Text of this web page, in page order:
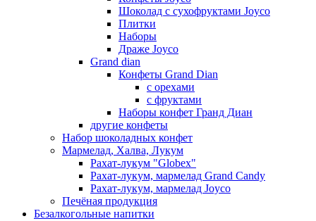
Шоколад с сухофруктами Joyco
Плитки
Наборы
Драже Joyco
Grand dian
Конфеты Grand Dian
с орехами
с фруктами
Наборы конфет Гранд Диан
другие конфеты
Набор шоколадных конфет
Мармелад, Халва, Лукум
Рахат-лукум "Globex"
Рахат-лукум, мармелад Grand Candy
Рахат-лукум, мармелад Joyco
Печёная продукция
Безалкогольные напитки